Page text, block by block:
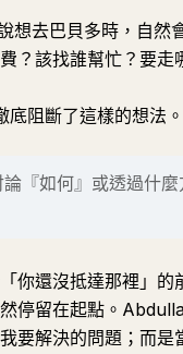
想去巴貝多時，自然
？該找誰幫忙？要走
阻斷了這樣的想法。
論『如何』或透過什
你還沒抵達那裡」的
停留在起點。
要解決的問題；而是